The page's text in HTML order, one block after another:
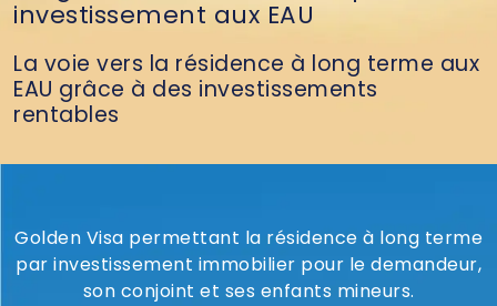
investissement aux EAU
La voie vers la résidence à long terme aux
EAU grâce à des investissements
rentables
Golden Visa permettant la résidence à long terme
par investissement immobilier pour le demandeur,
son conjoint et ses enfants mineurs.